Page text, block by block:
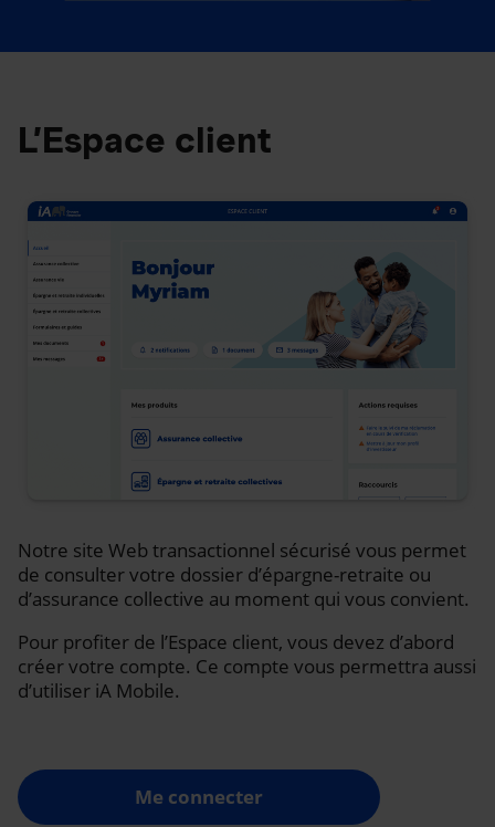
L’Espace client
Notre site Web transactionnel sécurisé vous permet
de consulter votre dossier d’épargne-retraite ou
d’assurance collective au moment qui vous convient.
Pour profiter de l’Espace client, vous devez d’abord
créer votre compte. Ce compte vous permettra aussi
d’utiliser iA Mobile.
Me connecter